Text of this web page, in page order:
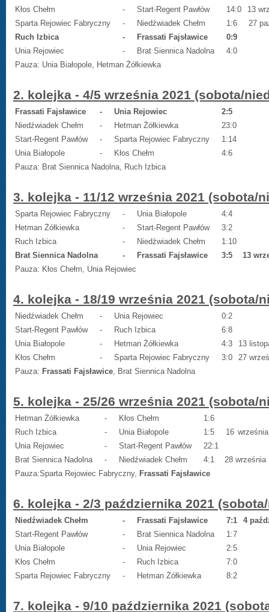
Kłos Chełm - Start-Regent Pawłów 14:0
13
Sparta Rejowiec Fabryczny
- Niedźwiadek Chełm 1:6
27
Ruch Izbica
- Frassati Fajsławice
0:9
Unia Rejowiec
- Brat Siennica Nadolna
4:0
Pauza: Unia Białopole, Hetman Żółkiewka
2. kolejka - 4/5 września 2021 (sobota/
Frassati Fajsławice - Unia Rejowiec
2:5
Niedźwiadek Chełm
- Hetman Żółkiewka
23:0
Start-Regent Pawłów
- Sparta Rejowiec Fabryczny
1:14
Unia Białopole
- Kłos Chełm
4:6
Pauza: Brat Siennica Nadolna, Ruch Izbica
3. kolejka - 11/12 września 2021 (sobota/
Sparta Rejowiec Fabryczny - Unia Białopole
4:4
Hetman Żółkiewka
- Start-Regent Pawłów
3:2
Ruch Izbica
- Niedźwiadek Chełm
1:10
Brat Siennica Nadolna
- Frassati Fajsławice 3:5
13
Pauza: Kłos Chełm, Unia Rejowiec
4. kolejka - 18/19 września 2021 (sobota/
Niedźwiadek Chełm - Unia Rejowiec
0:2
Start-Regent Pawłów
- Ruch Izbica
6:8
Unia Białopole
- Hetman Żółkiewka 4:3
13
Kłos Chełm
- Sparta Rejowiec Fabryczny 3:0
27
Pauza: Frassati Fajsławice, Brat Siennica Nadolna
5. kolejka - 25/26 września 2021 (sobota/
Hetman Żółkiewka - Kłos Chełm
1:6
Ruch Izbica
- Unia Białopole 1:5 16 września
Unia Rejowiec
- Start-Regent Pawłów
22:1
Brat Siennica Nadolna
- Niedźwiadek Chełm 4:1
28 września
Pauza:Sparta Rejowiec Fabryczny, Frassati Fajsławice
6. kolejka - 2/3 października 2021
Niedźwiadek Chełm - Frassati Fajsławice 7:1
4
Start-Regent Pawłów
- Brat Siennica Nadolna
1:7
Unia Białopole
- Unia Rejowiec
2:5
Kłos Chełm
- Ruch Izbica
7:0
Sparta Rejowiec Fabryczny
- Hetman Żółkiewka 8:2
7. kolejka - 9/10 października 2021